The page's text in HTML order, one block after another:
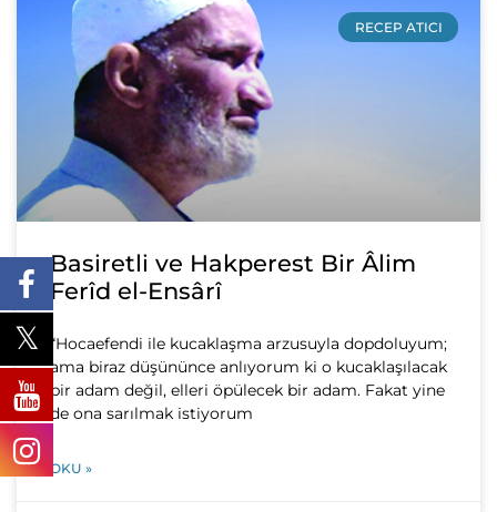
RECEP ATICI
Basiretli ve Hakperest Bir Âlim
Ferîd el-Ensârî
“Hocaefendi ile kucaklaşma arzusuyla dopdoluyum;
ama biraz düşününce anlıyorum ki o kucaklaşılacak
bir adam değil, elleri öpülecek bir adam. Fakat yine
de ona sarılmak istiyorum
OKU »